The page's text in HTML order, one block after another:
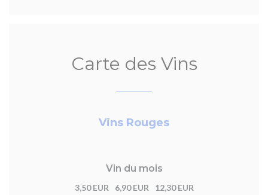
Carte des Vins
Vins Rouges
Vin du mois
3,50 EUR 6,90 EUR 12,30 EUR